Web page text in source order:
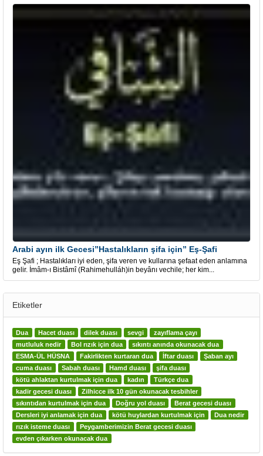
Arabi ayın ilk Gecesi”Hastalıkların şifa için” Eş-Şafi
Eş Şafi ; Hastalıkları iyi eden, şifa veren ve kullarına şefaat eden anlamına
gelir. İmâm-ı Bistâmî (Rahimehulláh)in beyânı vechile; her kim...
Etiketler
Dua Hacet duası dilek duası sevgi
zayıflama çayı
mutluluk nedir
Bol rızık için dua
sıkıntı anında okunacak dua
ESMA-ÜL HÜSNA
Fakirlikten kurtaran dua İftar duası
Şaban ayı
cuma duası
Sabah duası Hamd duası
şifa duası
kötü ahlaktan kurtulmak için dua
kadın
Türkçe dua
kadir gecesi duası
Zilhicce ilk 10 gün okunacak tesbihler
sıkıntıdan kurtulmak için dua
Doğru yol duası
Berat gecesi duası
Dersleri iyi anlamak için dua
kötü huylardan kurtulmak için
Dua nedir
rızık isteme duası
Peygamberimizin Berat gecesi duası
evden çıkarken okunacak dua